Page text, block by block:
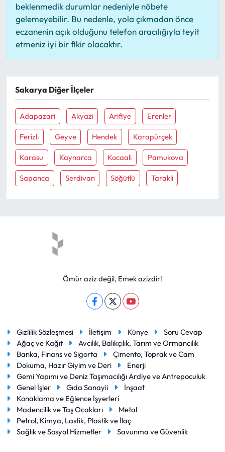
beklenmedik durumlar nedeniyle nöbete
gelemeyebilir. Bu nedenle, yola çıkmadan önce
eczanenin açık olduğunu telefon aracılığıyla teyit
etmeniz iyi bir fikir olacaktır.
Sakarya Diğer İlçeler
Adapazari Akyazi Arifiye Erenler
Ferizli Geyve Hendek Karapürçek
Karasu Kaynarca Kocaali Pamukova
Sapanca Serdivan Söğütlü Tarakli
Ömür aziz değil, Emek azizdir!
Gizlilik Sözleşmesi İletişim Künye
Soru Cevap
Ağaç ve Kağıt
Avcılık, Balıkçılık, Tarım ve Ormancılık
Banka, Finans ve Sigorta
Çimento, Toprak ve Cam
Dokuma, Hazır Giyim ve Deri
Enerji
Gemi Yapımı ve Deniz Taşımacılığı Ardiye ve Antrepoculuk
Genel İşler
Gıda Sanayii
İnşaat
Konaklama ve Eğlence İşyerleri
Madencilik ve Taş Ocakları
Metal
Petrol, Kimya, Lastik, Plastik ve İlaç
Sağlık ve Sosyal Hizmetler
Savunma ve Güvenlik